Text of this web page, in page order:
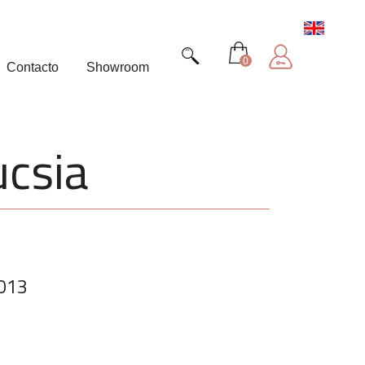
Contacto Showroom 0